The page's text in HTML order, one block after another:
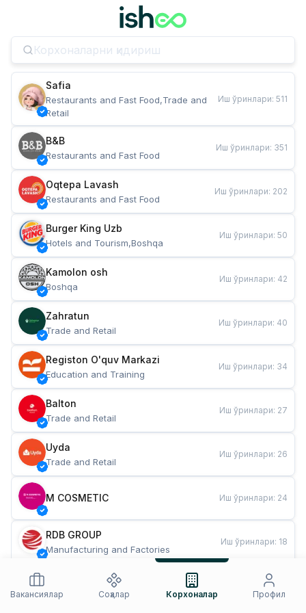
Safia
Restaurants and Fast Food,Trade and
Retail
Иш ўринлари: 511
B&B
Restaurants and Fast Food
Иш ўринлари: 351
Oqtepa Lavash
Restaurants and Fast Food
Иш ўринлари: 202
Burger King Uzb
Hotels and Tourism,Boshqa
Иш ўринлари: 50
Kamolon osh
Boshqa
Иш ўринлари: 42
Zahratun
Trade and Retail
Иш ўринлари: 40
Registon O'quv Markazi
Education and Training
Иш ўринлари: 34
Balton
Trade and Retail
Иш ўринлари: 27
Uyda
Trade and Retail
Иш ўринлари: 26
M COSMETIC Иш ўринлари: 24
RDB GROUP
Manufacturing and Factories
Иш ўринлари: 18
Restaurants and Fast Food
Иш ўринлари
Вакансиялар
Соҳалар Корхоналар Профил